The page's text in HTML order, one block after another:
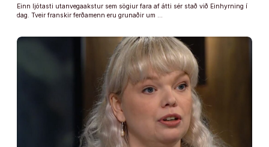
Einn ljótasti utanvegaakstur sem sögiur fara af átti sér stað við Einhyrning í
dag. Tveir franskir ferðamenn eru grunaðir um …